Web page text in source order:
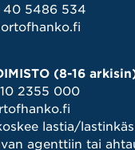
40 5486 534
(8-16
2355 000
lastia/
agenttiin tai